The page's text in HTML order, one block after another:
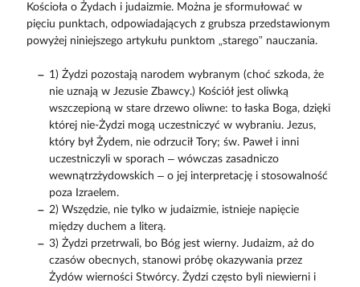
Kościoła o Żydach i judaizmie. Można je sformułować w
pięciu punktach, odpowiadających z grubsza przedstawionym
powyżej niniejszego artykułu punktom „starego” nauczania.
1) Żydzi pozostają narodem wybranym (choć szkoda, że
nie uznają w Jezusie Zbawcy.) Kościół jest oliwką
wszczepioną w stare drzewo oliwne: to łaska Boga, dzięki
której nie-Żydzi mogą uczestniczyć w wybraniu. Jezus,
który był Żydem, nie odrzucił Tory; św. Paweł i inni
uczestniczyli w sporach – wówczas zasadniczo
wewnątrzżydowskich – o jej interpretację i stosowalność
poza Izraelem.
2) Wszędzie, nie tylko w judaizmie, istnieje napięcie
między duchem a literą.
3) Żydzi przetrwali, bo Bóg jest wierny. Judaizm, aż do
czasów obecnych, stanowi próbę okazywania przez
Żydów wierności Stwórcy. Żydzi często byli niewierni i